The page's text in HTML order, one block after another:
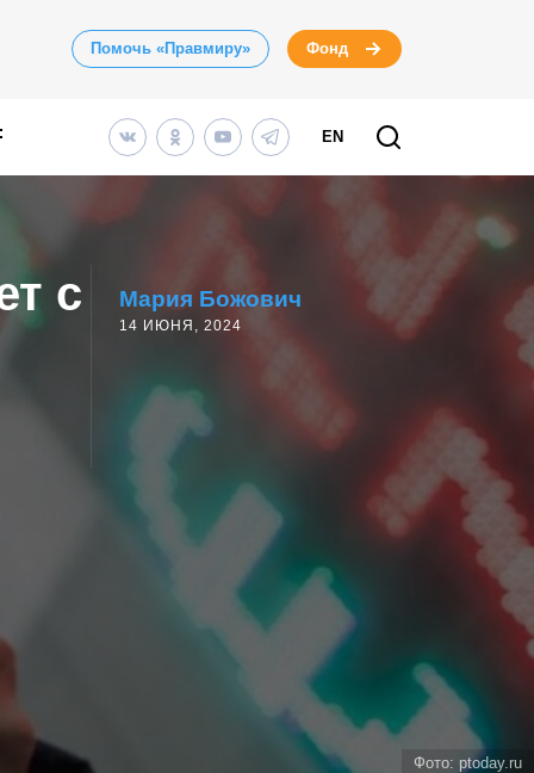
Помочь «Правмиру» Фонд
EN
Фото: ptoday.ru
с
Мария Божович
14 ИЮНЯ, 2024